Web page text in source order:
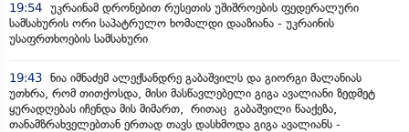
19:54 უკრაინამ დრონებით რუსეთის უშიშროების ფედერალური
სამსახურის ორი საპატრულო ხომალდი დააზიანა - უკრაინის
უსაფრთხოების სამსახური
19:43 ნია იმნაძემ ალექსანდრე გაბაშვილს და გიორგი მალანიას
უთხრა, რომ თითქოსდა, მისი მასწავლებელი გიგა ავალიანი ზედმეტ
ყურადღებას იჩენდა მის მიმართ, რითაც გაბაშვილი წააქეზა,
თანამზრახველებთან ერთად თავს დასხმოდა გიგა ავალიანს -